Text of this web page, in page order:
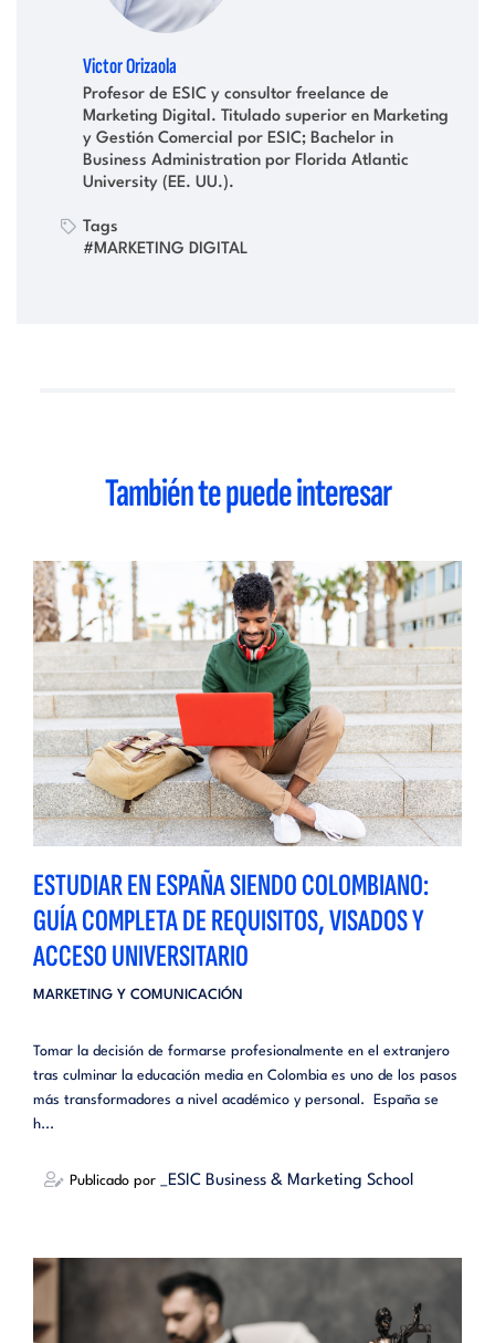
Victor Orizaola
Profesor de ESIC y consultor freelance de
Marketing Digital. Titulado superior en Marketing
y Gestión Comercial por ESIC; Bachelor in
Business Administration por Florida Atlantic
University (EE. UU.).
Tags
#MARKETING DIGITAL
También te puede interesar
ESTUDIAR EN ESPAÑA SIENDO COLOMBIANO:
GUÍA COMPLETA DE REQUISITOS, VISADOS Y
ACCESO UNIVERSITARIO
MARKETING Y COMUNICACIÓN
Tomar la decisión de formarse profesionalmente en el extranjero
tras culminar la educación media en Colombia es uno de los pasos
más transformadores a nivel académico y personal. España se
h...
Publicado por _ESIC Business & Marketing School